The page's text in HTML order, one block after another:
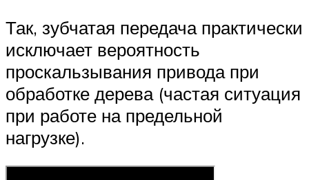
Так, зубчатая передача практически
исключает вероятность
проскальзывания привода при
обработке дерева (частая ситуация
при работе на предельной
нагрузке).